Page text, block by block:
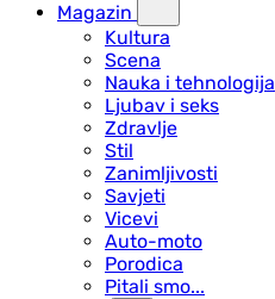
Magazin
Kultura
Scena
Nauka i tehnologija
Ljubav i seks
Zdravlje
Stil
Zanimljivosti
Savjeti
Vicevi
Auto-moto
Porodica
Pitali smo...